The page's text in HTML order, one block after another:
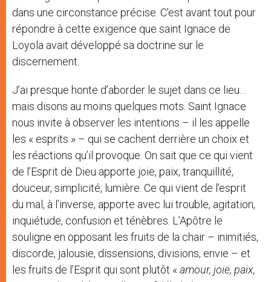
dans une circonstance précise. C’est avant tout pour
répondre à cette exigence que saint Ignace de
Loyola avait développé sa doctrine sur le
discernement.
J’ai presque honte d’aborder le sujet dans ce lieu…
mais disons au moins quelques mots. Saint Ignace
nous invite à observer les intentions – il les appelle
les « esprits » – qui se cachent derrière un choix et
les réactions qu’il provoque. On sait que ce qui vient
de l’Esprit de Dieu apporte joie, paix, tranquillité,
douceur, simplicité, lumière. Ce qui vient de l’esprit
du mal, à l’inverse, apporte avec lui trouble, agitation,
inquiétude, confusion et ténèbres. L’Apôtre le
souligne en opposant les fruits de la chair – inimitiés,
discorde, jalousie, dissensions, divisions, envie – et
les fruits de l’Esprit qui sont plutôt « amour, joie, paix,